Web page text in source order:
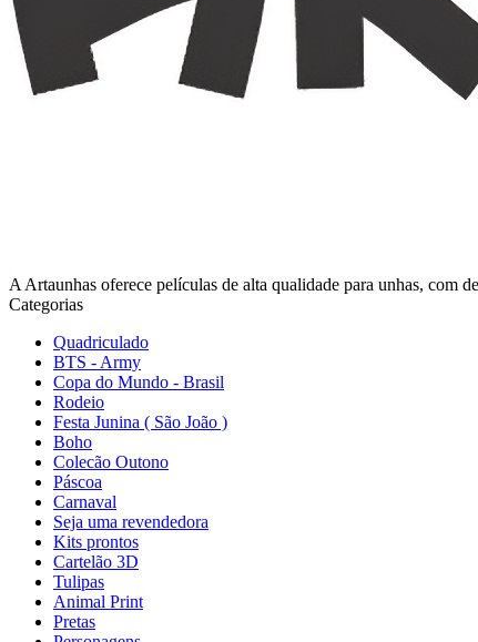
A Artaunhas oferece películas de alta qualidade para unhas, com
Categorias
Quadriculado
BTS - Army
Copa do Mundo - Brasil
Rodeio
Festa Junina ( São João )
Boho
Colecão Outono
Páscoa
Carnaval
Seja uma revendedora
Kits prontos
Cartelão 3D
Tulipas
Animal Print
Pretas